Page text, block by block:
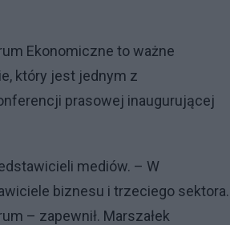
Ekonomiczne to ważne
który jest jednym z
prasowej inaugurującej
mediów. – W
biznesu i trzeciego sektora.
– zapewnił. Marszałek